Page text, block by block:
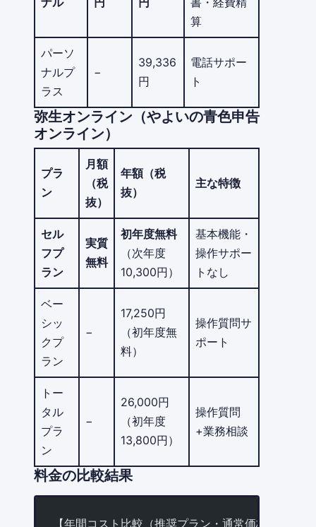
算
パーソ
ナルプ
ラス
−
39,336
円
電話サポー
ト
弥生オンライン（やよいの青色申告
オンライン）
プラ
ン
月額
（税
抜）
年額（税
抜）
主な特徴
セル
フプ
ラン
実質
無料
初年度無料
（次年度
10,300円）
基本機能・
操作サポー
トなし
ベー
シッ
クプ
ラン
−
17,250円
（初年度無
料）
操作質問サ
ポート
トー
タル
プラ
ン
−
26,000円
（初年度
13,800円）
操作質問
+業務相談
料金の比較結果